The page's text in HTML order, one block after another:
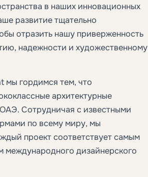
в наших инновационных
развитие тщательно
отразить нашу приверженность
надежности и художественному
мы гордимся тем, что
архитектурные
Сотрудничая с известными
по всему миру, мы
проект соответствует самым
международного дизайнерского